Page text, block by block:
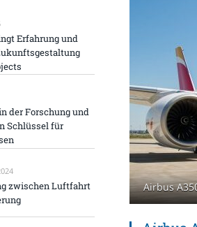
Airbus
Erfahrung und
der Forschung und
Schlüssel für
zwischen Luftfahrt